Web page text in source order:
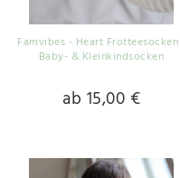
Famvibes - Heart
Baby- & Kleinkindsocken
ab 15,00 €